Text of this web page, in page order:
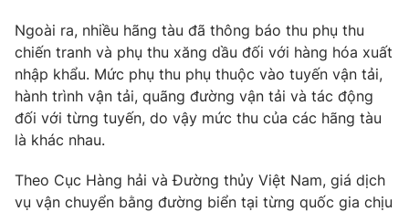
® Cấm sao chép dưới mọi hình thức nếu không có sự chấp
thuận bằng văn bản. Ghi rõ nguồn VTV.vn khi phát hành lại
thông tin từ website này.
Ngoài ra, nhiều hãng tàu đã thông báo thu phụ thu
chiến tranh và phụ thu xăng dầu đối với hàng hóa xuất
nhập khẩu. Mức phụ thu phụ thuộc vào tuyến vận tải,
hành trình vận tải, quãng đường vận tải và tác động
đối với từng tuyến, do vậy mức thu của các hãng tàu
là khác nhau.
Theo Cục Hàng hải và Đường thủy Việt Nam, giá dịch
vụ vận chuyển bằng đường biển tại từng quốc gia chịu